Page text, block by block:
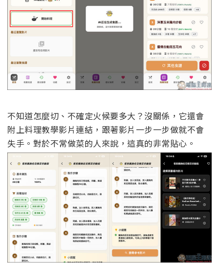
不知道怎麼切、不確定火候要多大？沒關係，它還會
附上料理教學影片連結，跟著影片一步一步做就不會
失手。對於不常做菜的人來說，這真的非常貼心。